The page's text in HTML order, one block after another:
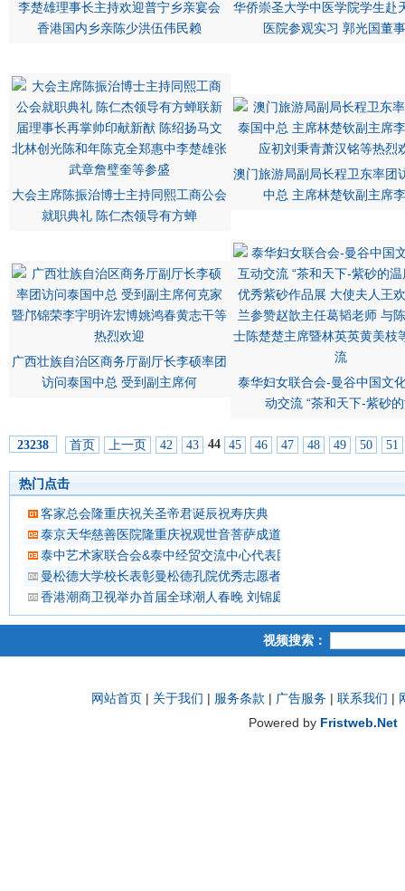
李楚雄理事长主持欢迎普宁乡亲宴会
香港国内乡亲陈少洪伍伟民赖
华侨崇圣大学中医学院学生赴
医院参观实习 郭光国董
大会主席陈振治博士主持同熙工商公会
就职典礼 陈仁杰领导有方蝉
澳门旅游局副局长程卫东率团
中总 主席林楚钦副主席
广西壮族自治区商务厅副厅长李硕率团
访问泰国中总 受到副主席何
泰华妇女联合会-曼谷中国文
动交流 “茶和天下-紫砂
23238 首页 上一页 42 43 44 45 46 47 48 49 50 51
热门点击
客家总会隆重庆祝关圣帝君诞辰祝寿庆典
泰京天华慈善医院隆重庆祝观世音菩萨成道吉日延僧诵经祈福
泰中艺术家联合会&泰中经贸交流中心代表团 蔡义批会长率领抵
曼松德大学校长表彰曼松德孔院优秀志愿者教师
香港潮商卫视举办首届全球潮人春晚 刘锦庭等侨领出席
视频搜索：
网站首页 | 关于我们 | 服务条款 | 广告服务 | 联系我们 |
Powered by Fristweb.Net